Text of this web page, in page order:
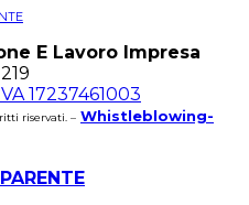
E Lavoro Impresa
17237461003
riservati. – Whistleblowing-